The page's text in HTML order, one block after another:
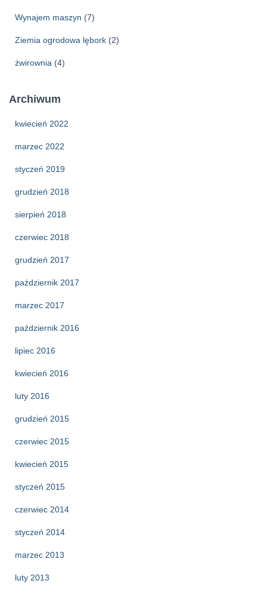
Wynajem maszyn (7)
Ziemia ogrodowa lębork (2)
żwirownia (4)
Archiwum
kwiecień 2022
marzec 2022
styczeń 2019
grudzień 2018
sierpień 2018
czerwiec 2018
grudzień 2017
październik 2017
marzec 2017
październik 2016
lipiec 2016
kwiecień 2016
luty 2016
grudzień 2015
czerwiec 2015
kwiecień 2015
styczeń 2015
czerwiec 2014
styczeń 2014
marzec 2013
luty 2013